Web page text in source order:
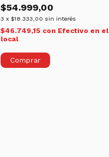
$54.999,00
3 x $18.333,00 sin interés
$46.749,15 con Efectivo en el
local